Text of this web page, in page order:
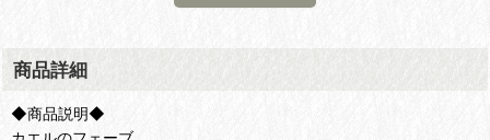
商品詳細
◆商品説明◆